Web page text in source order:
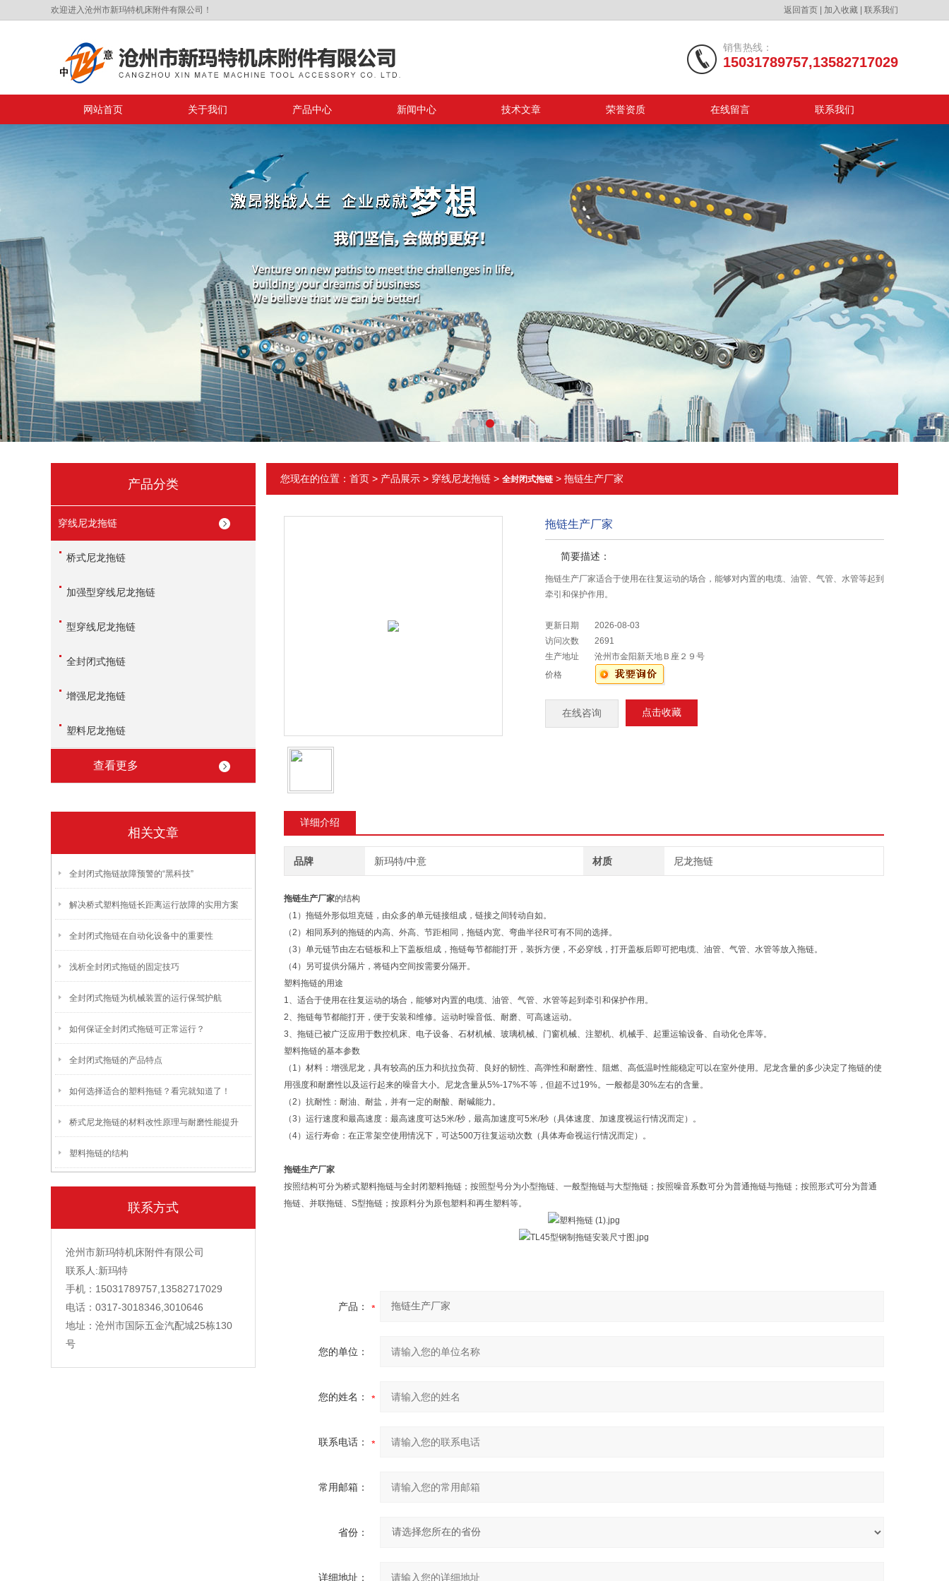
欢迎进入沧州市新玛特机床附件有限公司！ 返回首页 加入收藏 联系我们
销售热线：
15031789757,13582717029
网站首页 关于我们 产品中心 新闻中心 技术文章 荣誉资质 在线留言 联系我们
产品分类
穿线尼龙拖链
桥式尼龙拖链
加强型穿线尼龙拖链
型穿线尼龙拖链
全封闭式拖链
增强尼龙拖链
塑料尼龙拖链
查看更多
相关文章
全封闭式拖链故障预警的“黑科技”
解决桥式塑料拖链长距离运行故障的实用方案
全封闭式拖链在自动化设备中的重要性
浅析全封闭式拖链的固定技巧
全封闭式拖链为机械装置的运行保驾护航
如何保证全封闭式拖链可正常运行？
全封闭式拖链的产品特点
如何选择适合的塑料拖链？看完就知道了！
桥式尼龙拖链的材料改性原理与耐磨性能提升
塑料拖链的结构
联系方式
沧州市新玛特机床附件有限公司
联系人:新玛特
手机：15031789757,13582717029
电话：0317-3018346,3010646
地址：沧州市国际五金汽配城25栋130
号
您现在的位置： 首页 > 产品展示 > 穿线尼龙拖链 > 全封闭式拖链 > 拖链生产厂家
拖链生产厂家
简要描述：
拖链生产厂家适合于使用在往复运动的场合，能够对内置的电缆、油管、气管、水管等起到
牵引和保护作用。
更新日期
2026-08-03
访问次数
2691
生产地址
沧州市金阳新天地Ｂ座２９号
价格
在线咨询 点击收藏
详细介绍
品牌 新玛特/中意 材质 尼龙拖链
拖链生产厂家的结构
（1）拖链外形似坦克链，由众多的单元链接组成，链接之间转动自如。
（2）相同系列的拖链的内高、外高、节距相同，拖链内宽、弯曲半径R可有不同的选择。
（3）单元链节由左右链板和上下盖板组成，拖链每节都能打开，装拆方便，不必穿线，打开盖板后即可把电缆、油管、气管、水管等放入拖链。
（4）另可提供分隔片，将链内空间按需要分隔开。
塑料拖链的用途
1、适合于使用在往复运动的场合，能够对内置的电缆、油管、气管、水管等起到牵引和保护作用。
2、拖链每节都能打开，便于安装和维修。运动时噪音低、耐磨、可高速运动。
3、拖链已被广泛应用于数控机床、电子设备、石材机械、玻璃机械、门窗机械、注塑机、机械手、起重运输设备、自动化仓库等。
塑料拖链的基本参数
（1）材料：增强尼龙，具有较高的压力和抗拉负荷、良好的韧性、高弹性和耐磨性、阻燃、高低温时性能稳定可以在室外使用。尼龙含量的多少决定了拖链的使
用强度和耐磨性以及运行起来的噪音大小。尼龙含量从5%-17%不等，但超不过19%。一般都是30%左右的含量。
（2）抗耐性：耐油、耐盐，并有一定的耐酸、耐碱能力。
（3）运行速度和最高速度：最高速度可达5米/秒，最高加速度可5米/秒（具体速度、加速度视运行情况而定）。
（4）运行寿命：在正常架空使用情况下，可达500万往复运动次数（具体寿命视运行情况而定）。
拖链生产厂家
按照结构可分为桥式塑料拖链与全封闭塑料拖链；按照型号分为小型拖链、一般型拖链与大型拖链；按照噪音系数可分为普通拖链与拖链；按照形式可分为普通
拖链、并联拖链、S型拖链；按原料分为原包塑料和再生塑料等。
产品：
您的单位：
您的姓名：
联系电话：
常用邮箱：
省份：
详细地址：